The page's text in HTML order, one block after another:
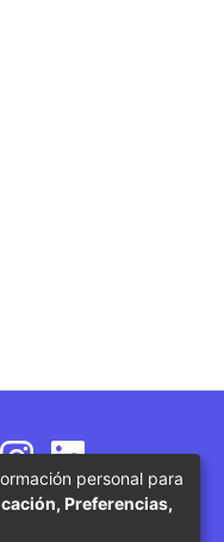
personal para
Preferencias,